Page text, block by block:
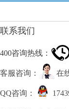
联系我们
400咨询热线：
客服咨询： 在
QQ咨询：